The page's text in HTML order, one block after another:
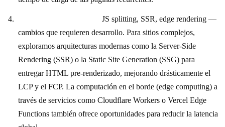
JS splitting, SSR, edge rendering —
cambios que requieren desarrollo. Para sitios complejos,
exploramos arquitecturas modernas como la Server-Side
Rendering (SSR) o la Static Site Generation (SSG) para
entregar HTML pre-renderizado, mejorando drásticamente el
LCP y el FCP. La computación en el borde (edge computing) a
través de servicios como Cloudflare Workers o Vercel Edge
Functions también ofrece oportunidades para reducir la latencia